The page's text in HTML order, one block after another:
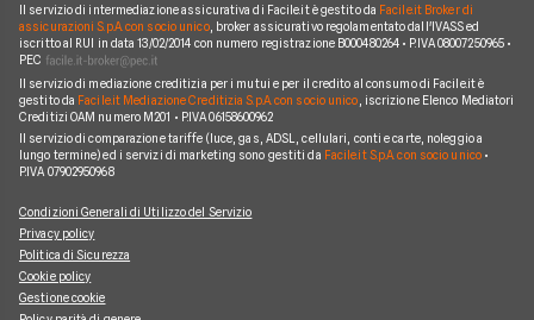
Reclami
Mappa del sito
Facile.it Corporate
Facile.it Club
Lavora in Facile.it We're hiring!
Cupra
Scoprile tutte
BMW Serie 3 SW
AUDI A3 Sportback
MINI Cooper
Scoprile tutte le offerte
UnipolRental
Tutte le compagnie
Il servizio di intermediazione assicurativa di Facile.it è gestito da Facile.it Broker di
assicurazioni S.p.A. con socio unico, broker assicurativo regolamentato dall'IVASS ed
iscritto al RUI in data 13/02/2014 con numero registrazione B000480264 • P.IVA 08007250965 •
PEC
Il servizio di mediazione creditizia per i mutui e per il credito al consumo di Facile.it è
gestito da Facile.it Mediazione Creditizia S.p.A. con socio unico , iscrizione Elenco Mediatori
Creditizi OAM numero M201 • P.IVA 06158600962
Il servizio di comparazione tariffe (luce, gas, ADSL, cellulari, conti e carte, noleggio a
lungo termine) ed i servizi di marketing sono gestiti da Facile.it S.p.A. con socio unico•
P.IVA 07902950968
Condizioni Generali di Utilizzo del Servizio
Privacy policy
Politica di Sicurezza
Cookie policy
Gestione cookie